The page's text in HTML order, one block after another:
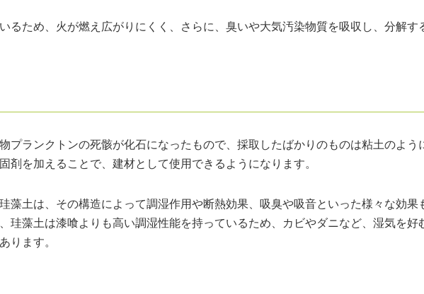
るため、火が燃え広がりにくく、さらに、臭いや大気汚染物質を吸収し、分解す
プランクトンの死骸が化石になったもので、採取したばかりのものは粘土のよう
剤を加えることで、建材として使用できるようになります。
藻土は、その構造によって調湿作用や断熱効果、吸臭や吸音といった様々な効果
珪藻土は漆喰よりも高い調湿性能を持っているため、カビやダニなど、湿気を好
ります。